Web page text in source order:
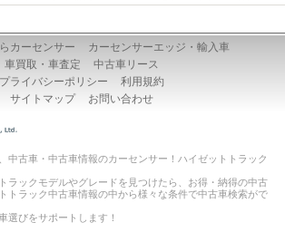
カーセンサー
カーセンサーエッジ・輸入車
車買取・車査定
中古車リース
プライバシーポリシー
利用規約
サイトマップ
お問い合わせ
中古車・中古車情報のカーセンサー！ハイゼットトラック
ラックモデルやグレードを見つけたら、お得・納得の中古
トラック中古車情報の中から様々な条件で中古車検索がで
選びをサポートします！